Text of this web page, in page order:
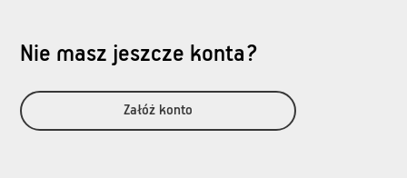
Nie masz jeszcze konta?
Załóż konto